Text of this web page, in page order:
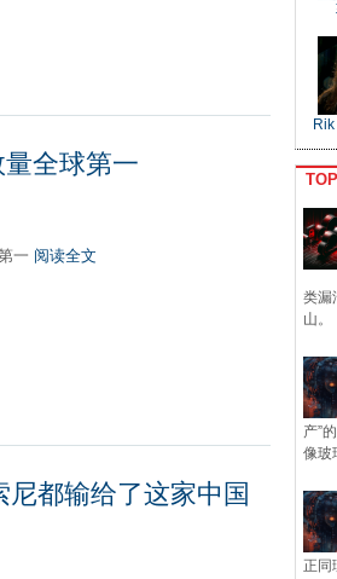
全球第一
一 阅读全文
都输给了这家中国
TOP
类漏
山。
产”
像玻
正同